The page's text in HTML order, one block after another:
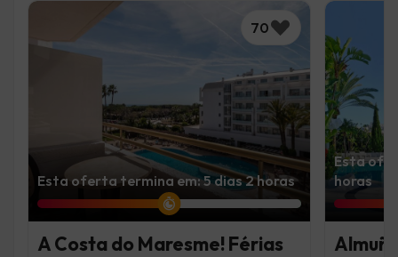
70
Esta oferta termina em: 5 dias 2 horas
A Costa do Maresme! Férias
Esta
horas